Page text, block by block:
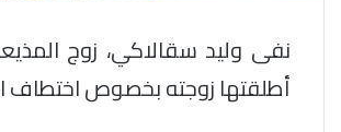
نفى وليد سقالاكي، زوج
أطلقتها زوجته بخصوص اختطاف